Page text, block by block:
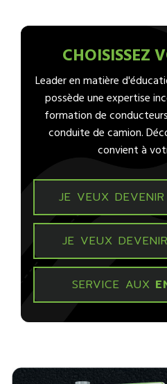
CHOISISSEZ
Leader en matière
possède une expertise
formation de
conduite de camion.
convient à
JE VEUX DEVENIR
JE VEUX DEVENIR
SERVICE AUX